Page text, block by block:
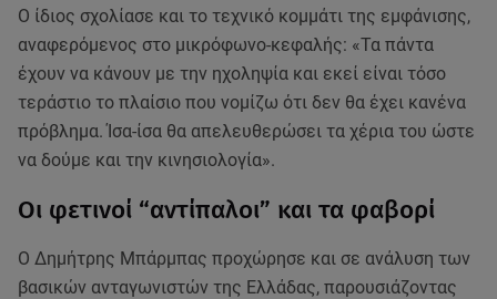
Ο ίδιος σχολίασε και το τεχνικό κομμάτι της εμφάνισης,
αναφερόμενος στο μικρόφωνο-κεφαλής: «Τα πάντα
έχουν να κάνουν με την ηχοληψία και εκεί είναι τόσο
τεράστιο το πλαίσιο που νομίζω ότι δεν θα έχει κανένα
πρόβλημα. Ίσα-ίσα θα απελευθερώσει τα χέρια του ώστε
να δούμε και την κινησιολογία».
Οι φετινοί “αντίπαλοι” και τα φαβορί
Ο Δημήτρης Μπάρμπας προχώρησε και σε ανάλυση των
βασικών ανταγωνιστών της Ελλάδας, παρουσιάζοντας